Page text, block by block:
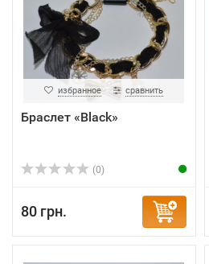
избранное сравнить
Браслет «Black»
(0)
80 грн.